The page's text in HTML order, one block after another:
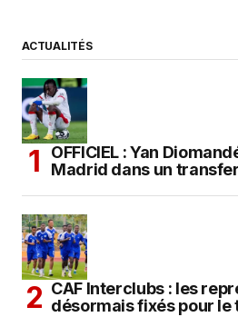
ACTUALITÉS
OFFICIEL : Yan
Madrid dans un
CAF Interclubs : les
désormais fixés pour